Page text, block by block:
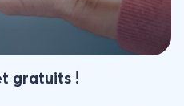
gratuits !